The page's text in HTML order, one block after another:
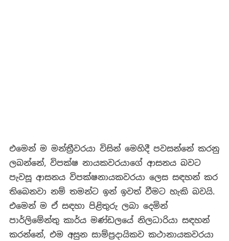
එමෙන් ම මන්ත්‍රීවරයා විසින් මෙහිදී පවසන්නේ කරනු
ලබන්නේ, විපක්ෂ නායකවරයාගේ ආසනය බවට
පැවසූ ආසනය විපක්ෂනායකවරයා ලෙස සඳහන් කර
තිබෙනවා නම් තමන්ට ඉන් ඉවත් වීමට හැකි බවයි.
එමෙන් ම ඒ සඳහා පිළිතුරු ලබා දෙමින්
පාර්ලිමේන්තු කාර්ය මණ්ඩලයේ නිලධාරියා සඳහන්
කරන්නේ, එම අසුන සාම්ප්‍රදායිකව කථානායකවරයා